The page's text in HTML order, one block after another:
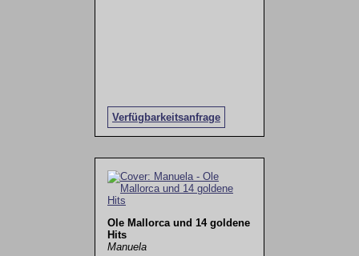
Verfügbarkeitsanfrage
Ole Mallorca und 14 goldene
Hits
Manuela